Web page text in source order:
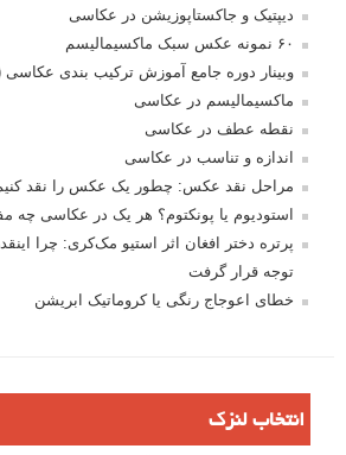
دیپتیک و جاکستا‌پوزیشن در عکاسی
۶۰ نمونه عکس سبک ماکسیمالیسم
وبینار دوره جامع آموزش ترکیب بندی
ماکسیمالیسم در عکاسی
نقطه عطف در عکاسی
اندازه و تناسب در عکاسی
مراحل نقد عکس: چطور یک عکس را نقد
استودیوم یا پونکتوم؟ هر یک در عکاسی چه
پرتره دختر افغان اثر استیو مک‌کری: چرا
توجه قرار گرفت
خطای اعوجاج رنگی یا کروماتیک ابریشن
انتخاب لنزک